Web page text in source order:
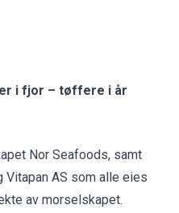
i fjor – tøffere i år
Nor Seafoods, samt
Vitapan AS som alle eies
av morselskapet.